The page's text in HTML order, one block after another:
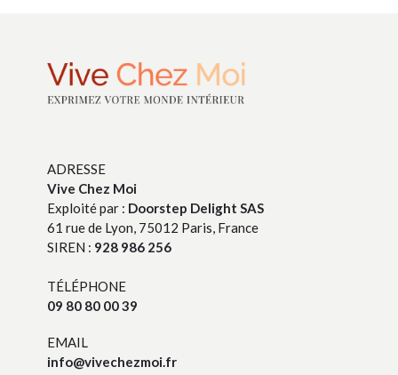
ADRESSE
Vive Chez Moi
Exploité par : Doorstep Delight SAS
61 rue de Lyon, 75012 Paris, France
SIREN : 928 986 256
TÉLÉPHONE
09 80 80 00 39
EMAIL
info@vivechezmoi.fr